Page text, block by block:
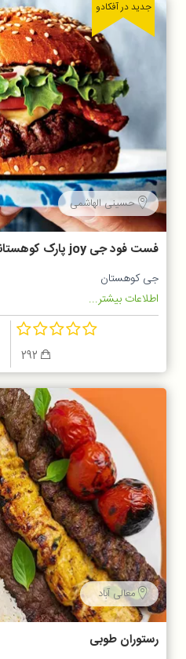
جدید در آفکادو
حسینی الهاشمی
فست فود جی joy پارک کوهستانی دراک
جی کوهستان
اطلاعات بیشتر...
معالی آباد
رستوران طوبی